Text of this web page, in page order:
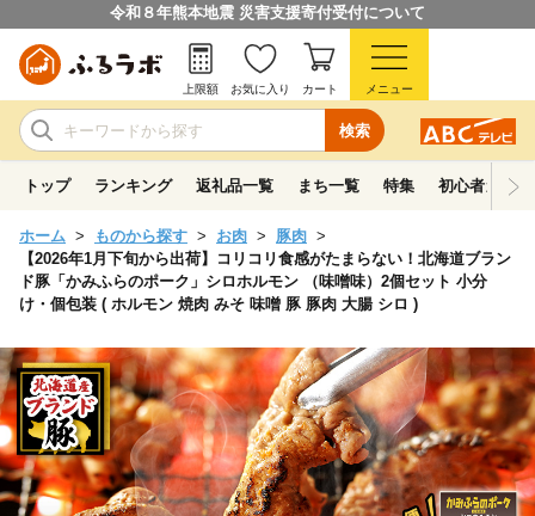
令和８年熊本地震 災害支援寄付受付について
検索
上限額 お気に入り カート メニュー
トップ ランキング 返礼品一覧 まち一覧 特集 初心者ガイド
ホーム ものから探す お肉
豚肉
【2026年1月下旬から出荷】コリコリ食感がたまらない！北海道ブラン
ド豚「かみふらのポーク」シロホルモン （味噌味）2個セット 小分
け・個包装 ( ホルモン 焼肉 みそ 味噌 豚 豚肉 大腸 シロ )